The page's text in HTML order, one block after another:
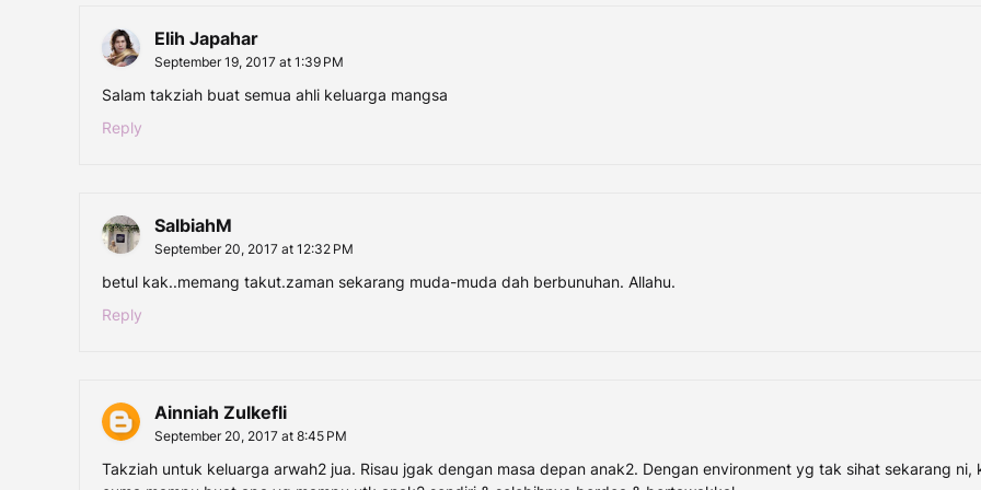
Elih Japahar
September 19, 2017 at 1:39 PM
Salam takziah buat semua ahli keluarga mangsa
Reply
SalbiahM
September 20, 2017 at 12:32 PM
betul kak..memang takut.zaman sekarang muda-muda dah berbunuhan. Allahu.
Reply
Ainniah Zulkefli
September 20, 2017 at 8:45 PM
Takziah untuk keluarga arwah2 jua. Risau jgak dengan masa depan anak2. Dengan environment yg tak sihat sekarang ni,